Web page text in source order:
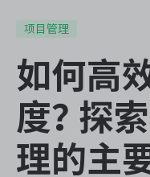
ONES Desk
ONES Assistant
项目管理
如何高
度？探
理的主